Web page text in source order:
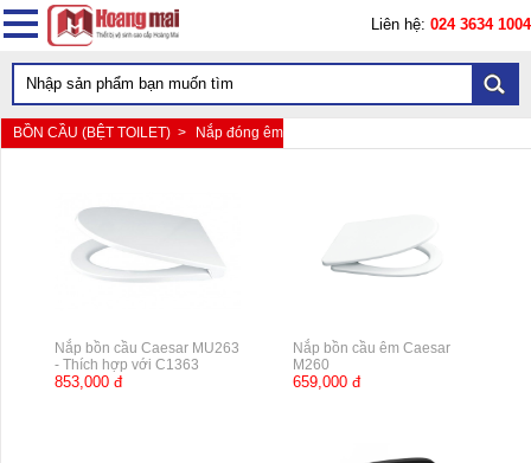
Liên hệ: 024 3634 1004
BỒN CẦU (BỆT TOILET) > Nắp đóng êm
Nắp bồn cầu Caesar MU263
- Thích hợp với C1363
853,000 đ
Nắp bồn cầu êm Caesar
M260
659,000 đ